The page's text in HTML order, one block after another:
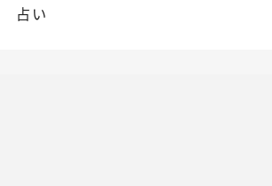
占い